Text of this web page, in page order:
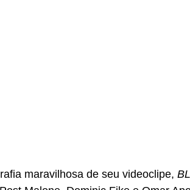
maravilhosa de seu videoclipe,